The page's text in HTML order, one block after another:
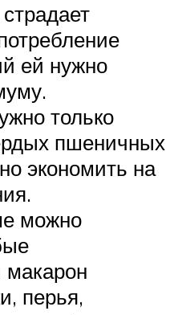
ей нужно
только
пшеничных
экономить на
можно
макарон
перья,